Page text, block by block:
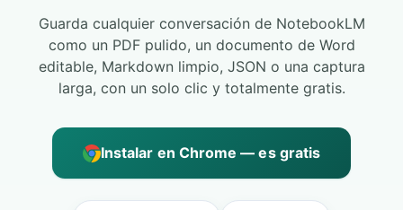
Guarda cualquier conversación de NotebookLM
como un PDF pulido, un documento de Word
editable, Markdown limpio, JSON o una captura
larga, con un solo clic y totalmente gratis.
Instalar en Chrome — es gratis